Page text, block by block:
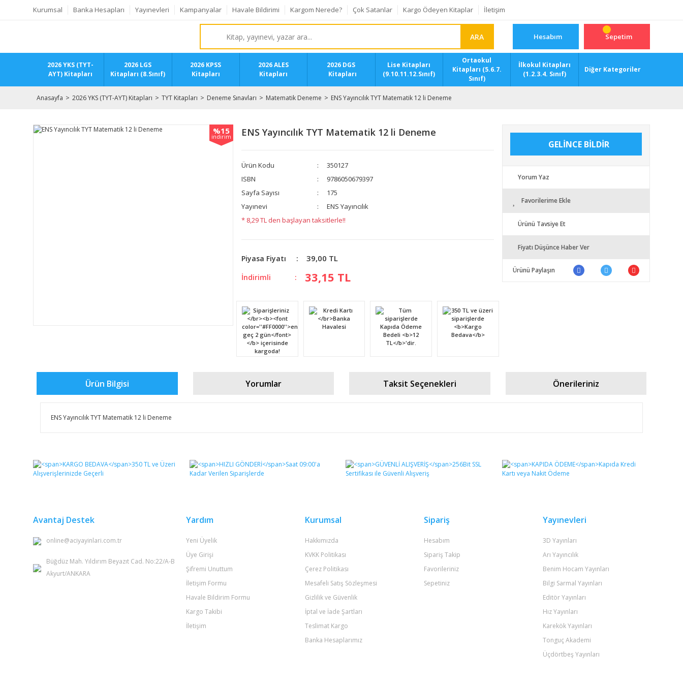
Kurumsal Banka Hesapları Yayınevleri Kampanyalar Havale Bildirimi Kargom Nerede? Çok Satanlar Kargo Ödeyen Kitaplar İletişim
ARA Hesabım Sepetim
2026 YKS (TYT-
AYT) Kitapları
2026 LGS
Kitapları (8.Sınıf)
2026 KPSS
Kitapları
2026 ALES
Kitapları
2026 DGS
Kitapları
Lise Kitapları
(9.10.11.12.Sınıf)
Ortaokul
Kitapları (5.6.7.
Sınıf)
İlkokul Kitapları
(1.2.3.4. Sınıf)
Diğer Kategoriler
Anasayfa 2026 YKS (TYT-AYT) Kitapları TYT Kitapları Deneme Sınavları Matematik Deneme ENS Yayıncılık TYT Matematik 12 li Deneme
%15
indirim ENS Yayıncılık TYT Matematik 12 li Deneme
Ürün Kodu
350127
ISBN
9786050679397
Sayfa Sayısı
175
Yayınevi
ENS Yayıncılık
* 8,29 TL den başlayan taksitlerle!!
Piyasa Fiyatı 39,00 TL
İndirimli 33,15 TL
GELİNCE BİLDİR
Yorum Yaz
Favorilerime Ekle
Ürünü Tavsiye Et
Fiyatı Düşünce Haber Ver
Ürünü Paylaşın
Ürün Bilgisi Yorumlar Taksit Seçenekleri Önerileriniz
ENS Yayıncılık TYT Matematik 12 li Deneme
Bu ürüne ilk yorumu siz yapın!
Görüş ve önerileriniz için teşekkür ederiz.
Bu ürüne benzer farklı alternatifler olmalı.
Gönder
Avantaj Destek
online@aciyayinlari.com.tr
Büğdüz Mah. Yıldırım Beyazıt Cad. No:22/A-B
Akyurt/ANKARA
Yardım
Yeni Üyelik
Üye Girişi
Şifremi Unuttum
İletişim Formu
Havale Bildirim Formu
Kargo Takibi
İletişim
Kurumsal
Hakkımızda
KVKK Politikası
Çerez Politikası
Mesafeli Satış Sözleşmesi
Gizlilik ve Güvenlik
İptal ve İade Şartları
Teslimat Kargo
Banka Hesaplarımız
Sipariş
Hesabım
Sipariş Takip
Favorileriniz
Sepetiniz
Yayınevleri
3D Yayınları
Arı Yayıncılık
Benim Hocam Yayınları
Bilgi Sarmal Yayınları
Editör Yayınları
Hız Yayınları
Karekök Yayınları
Tonguç Akademi
Üçdörtbeş Yayınları